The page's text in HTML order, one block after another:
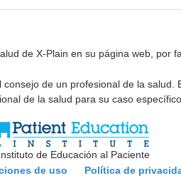
de X-Plain en su página web, por
de un profesional de la
de la salud para su caso específico.
de Educación al Paciente
de uso Política de